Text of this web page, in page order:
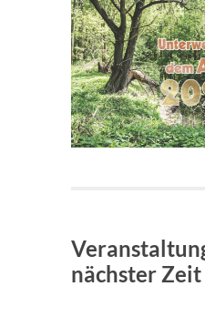
nächster Zeit